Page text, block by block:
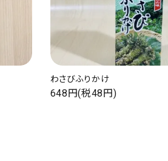
わさびふりかけ
648円(税48円)